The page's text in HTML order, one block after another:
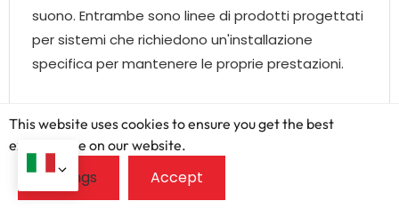
suono. Entrambe sono linee di prodotti progettati
per sistemi che richiedono un'installazione
specifica per mantenere le proprie prestazioni.
Qual è il tempo di consegna tipico per
un grande ordine di fabbrica di porte
This website uses cookies to ensure you get the best
exprerience on our website.